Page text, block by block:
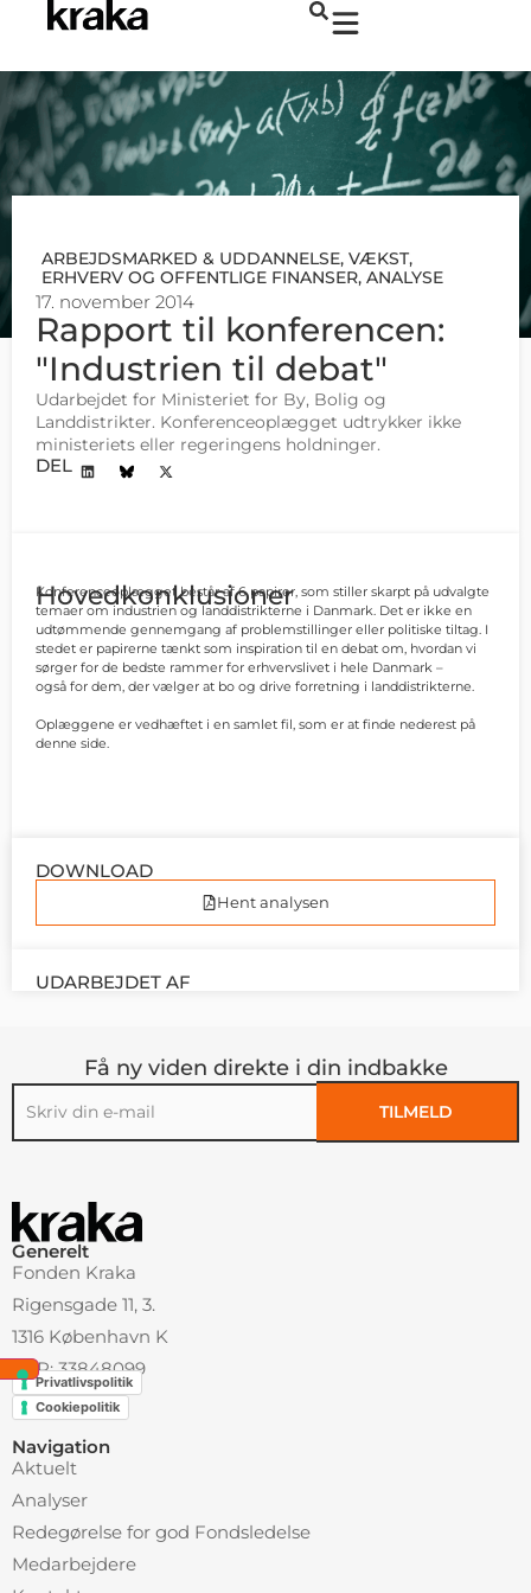
ARBEJDSMARKED & UDDANNELSE, VÆKST,
ERHVERV OG OFFENTLIGE FINANSER, ANALYSE
17. november 2014
Rapport til konferencen:
"Industrien til debat"
Udarbejdet for Ministeriet for By, Bolig og
Landdistrikter. Konferenceoplægget udtrykker ikke
ministeriets eller regeringens holdninger.
DEL
Hovedkonklusioner
Konferenceoplægget består af 6 papirer, som stiller skarpt på udvalgte
temaer om industrien og landdistrikterne i Danmark. Det er ikke en
udtømmende gennemgang af problemstillinger eller politiske tiltag. I
stedet er papirerne tænkt som inspiration til en debat om, hvordan vi
sørger for de bedste rammer for erhvervslivet i hele Danmark –
også for dem, der vælger at bo og drive forretning i landdistrikterne.
Oplæggene er vedhæftet i en samlet fil, som er at finde nederest på
denne side.
DOWNLOAD
Hent analysen
UDARBEJDET AF
Få ny viden direkte i din indbakke
TILMELD
Generelt
Fonden Kraka
Rigensgade 11, 3.
1316 København K
CVR: 33848099
Privatlivspolitik
Cookiepolitik
Navigation
Aktuelt
Analyser
Redegørelse for god Fondsledelse
Medarbejdere